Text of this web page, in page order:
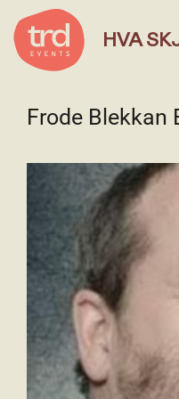
HVA
Frode Blekkan